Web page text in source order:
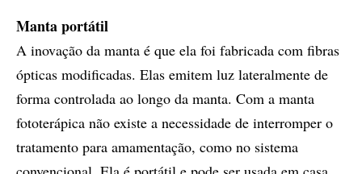
Manta portátil
A inovação da manta é que ela foi fabricada com fibras
ópticas modificadas. Elas emitem luz lateralmente de
forma controlada ao longo da manta. Com a manta
fototerápica não existe a necessidade de interromper o
tratamento para amamentação, como no sistema